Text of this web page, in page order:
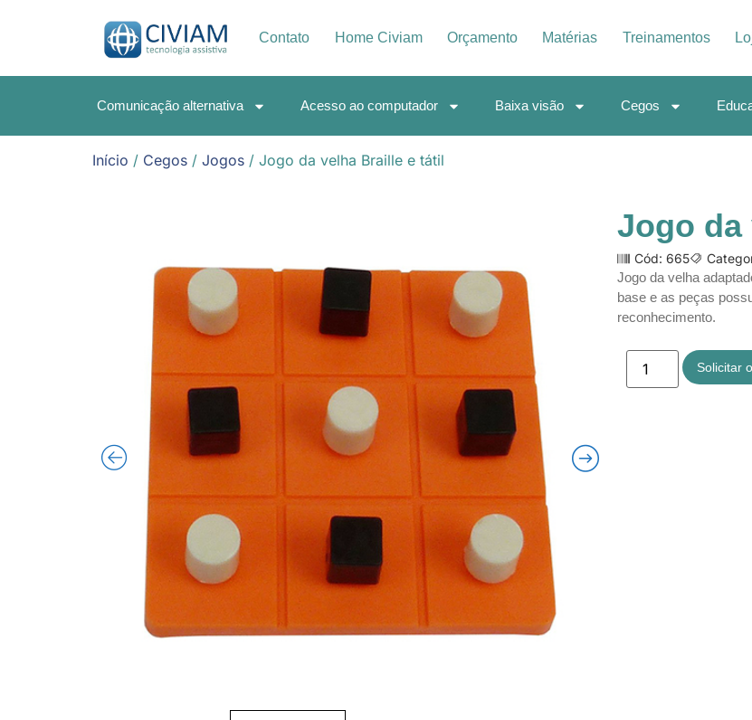
Contato Home Civiam Orçamento Matérias Treinamentos
Comunicação alternativa Acesso ao computador Baixa visão Cegos
Início / Cegos / Jogos / Jogo da velha Braille e tátil
Jogo da
Cód: 665
Jogo da velha
base e as peças
reconhecimento.
Solicitar